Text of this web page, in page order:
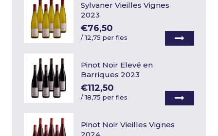
Sylvaner Vieilles Vignes
2023
€76,50
/12,75 per fles
Pinot Noir Elevé en
Barriques 2023
€112,50
/18,75 per fles
Pinot Noir Vieilles Vignes